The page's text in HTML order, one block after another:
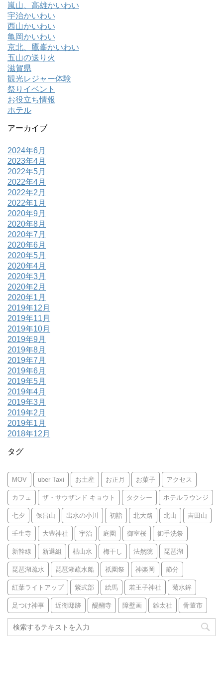
嵐山、高雄かいわい
宇治かいわい
西山かいわい
亀岡かいわい
京北、鷹峯かいわい
五山の送り火
滋賀県
観光レジャー体験
祭りイベント
お役立ち情報
ホテル
アーカイブ
2024年6月
2023年4月
2022年5月
2022年4月
2022年2月
2022年1月
2020年9月
2020年8月
2020年7月
2020年6月
2020年5月
2020年4月
2020年3月
2020年2月
2020年1月
2019年12月
2019年11月
2019年10月
2019年9月
2019年8月
2019年7月
2019年6月
2019年5月
2019年4月
2019年3月
2019年2月
2019年1月
2018年12月
タグ
MOV uber Taxi お土産 お正月 お菓子 アクセス
カフェ ザ・サウザンド キョウト タクシー ホテルラウンジ
七夕 保昌山 出水の小川 初詣 北大路 北山 吉田山
壬生寺 大豊神社 宇治 庭園 御室桜 御手洗祭
新幹線 新選組 枯山水 梅干し 法然院 琵琶湖
琵琶湖疏水 琵琶湖疏水船 祇園祭 神楽岡 節分
紅葉ライトアップ 紫式部 絵馬 若王子神社 菊水鉾
足つけ神事 近衞邸跡 醍醐寺 障壁画 雑太社 骨董市